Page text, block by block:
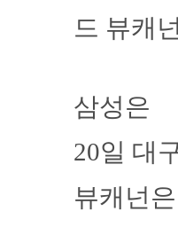
드 뷰캐
삼성은
20일 대
뷰캐넌